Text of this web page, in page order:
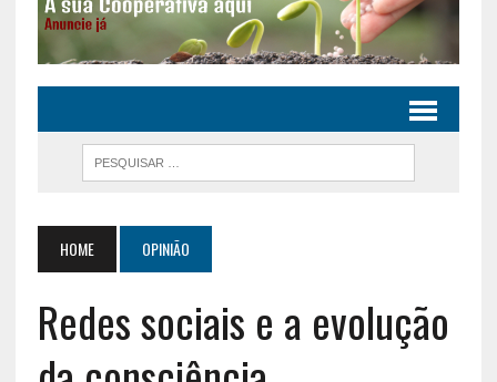
HOME OPINIÃO
Redes sociais e a evolução